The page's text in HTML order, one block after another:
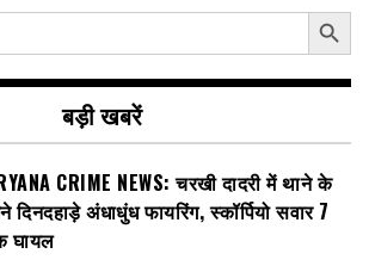
Search Button
बड़ी खबरें
CRIME NEWS: चरखी दादरी में थाने के
दिनदहाड़े अंधाधुंध फायरिंग, स्कॉर्पियो सवार 7
घायल